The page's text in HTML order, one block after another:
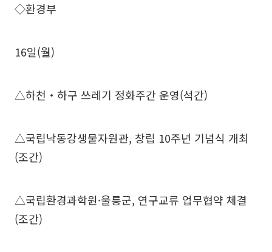
◇환경부
16일(월)
△하천‧하구 쓰레기 정화주간 운영(석간)
△국립낙동강생물자원관, 창립 10주년 기념식 개최
(조간)
△국립환경과학원·울릉군, 연구교류 업무협약 체결
(조간)